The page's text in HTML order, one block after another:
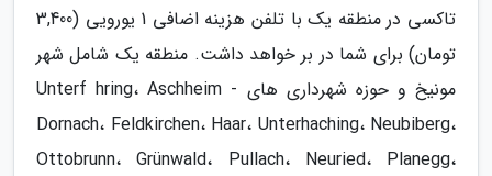
تاکسی در منطقه یک با تلفن هزینه اضافی 1 یورویی (3,400
تومان) برای شما در بر خواهد داشت. منطقه یک شامل شهر
مونیخ و حوزه شهرداری های Unterf hring، Aschheim -
Dornach، Feldkirchen، Haar، Unterhaching، Neubiberg،
Ottobrunn، Grünwald، Pullach، Neuried، Planegg،